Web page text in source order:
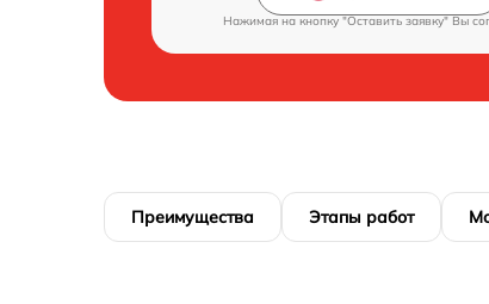
Нажимая на кнопку "Оставить заявку" Вы
Преимущества Этапы работ